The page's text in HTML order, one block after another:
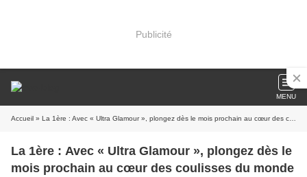
Publicité
MENU
Accueil » La 1ère : Avec « Ultra Glamour », plongez dès le mois prochain au cœur des coulisses du monde très chic et glamour de la mode !
La 1ère : Avec « Ultra Glamour », plongez dès le
mois prochain au cœur des coulisses du monde